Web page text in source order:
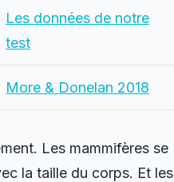
Les données de notre
test
More & Donelan 2018
Les mammifères se
la taille du corps. Et les